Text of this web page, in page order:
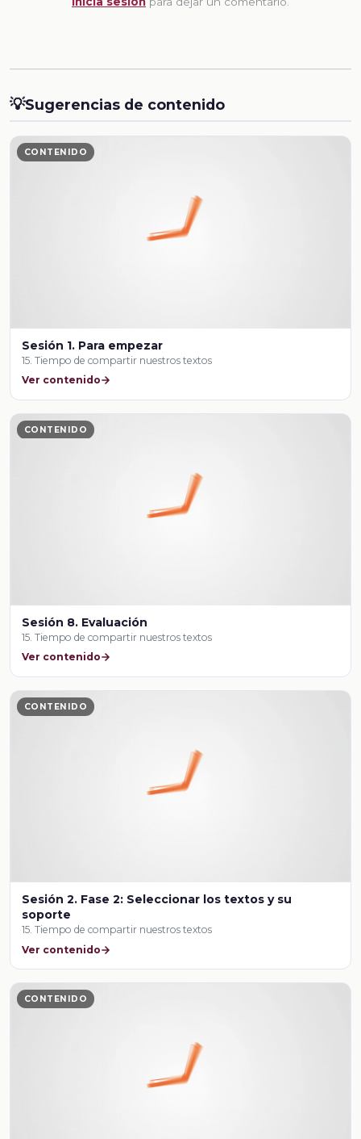
💡Sugerencias de contenido
CONTENIDO
Sesión 1. Para empezar
15. Tiempo de compartir nuestros textos
Ver contenido
CONTENIDO
Sesión 8. Evaluación
15. Tiempo de compartir nuestros textos
Ver contenido
CONTENIDO
Sesión 2. Fase 2: Seleccionar los textos y su
soporte
15. Tiempo de compartir nuestros textos
Ver contenido
CONTENIDO